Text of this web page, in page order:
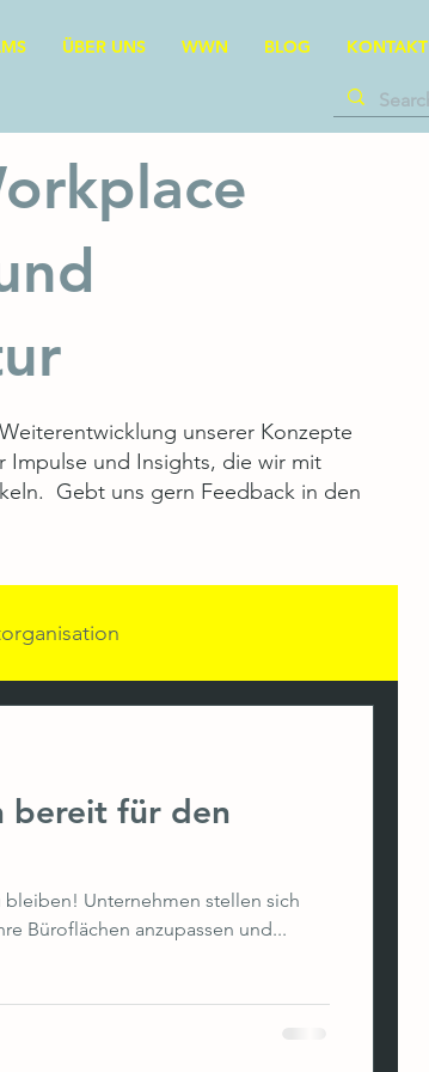
ÜBER UNS WWN BLOG KONTAKT
unserer Konzepte
Impulse und Insights, die wir mit
Gebt uns gern Feedback in den
Adventskalender
Leadership
bereit für den
Unternehmen stellen sich
Büroflächen anzupassen und...